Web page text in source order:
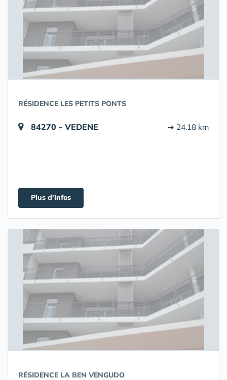
RÉSIDENCE LES PETITS PONTS
84270 - VEDENE ➔ 24.18 km
Plus d'infos
RÉSIDENCE LA BEN VENGUDO